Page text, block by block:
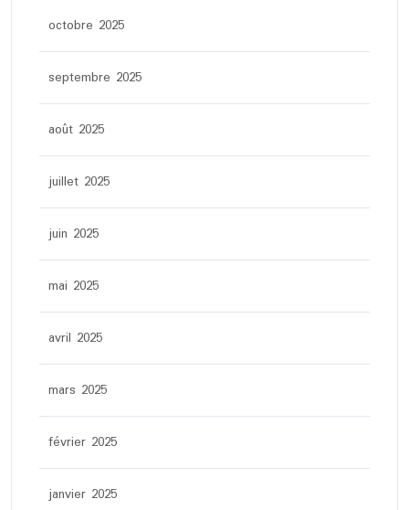
octobre 2025
septembre 2025
août 2025
juillet 2025
juin 2025
mai 2025
avril 2025
mars 2025
février 2025
janvier 2025